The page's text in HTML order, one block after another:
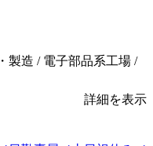
製造 / 電子部品系工場 /
詳細を表示